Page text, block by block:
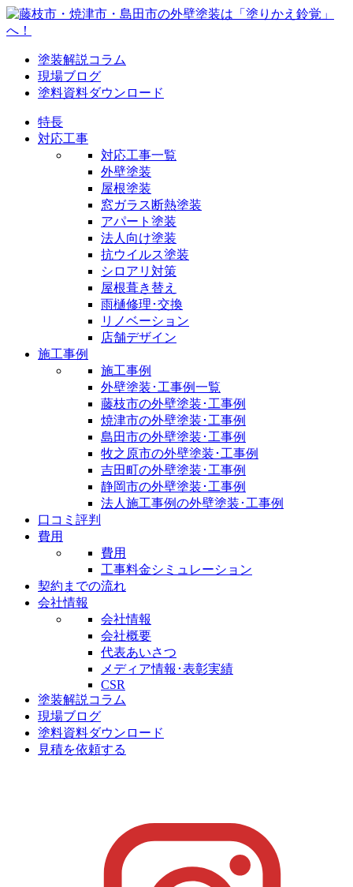
塗装解説コラム
現場ブログ
塗料資料ダウンロード
特長
対応工事
対応工事一覧
外壁塗装
屋根塗装
窓ガラス断熱塗装
アパート塗装
法人向け塗装
抗ウイルス塗装
シロアリ対策
屋根葺き替え
雨樋修理･交換
リノベーション
店舗デザイン
施工事例
施工事例
外壁塗装･工事例一覧
藤枝市の外壁塗装･工事例
焼津市の外壁塗装･工事例
島田市の外壁塗装･工事例
牧之原市の外壁塗装･工事例
吉田町の外壁塗装･工事例
静岡市の外壁塗装･工事例
法人施工事例の外壁塗装･工事例
口コミ評判
費用
費用
工事料金シミュレーション
契約までの流れ
会社情報
会社情報
会社概要
代表あいさつ
メディア情報･表彰実績
CSR
塗装解説コラム
現場ブログ
塗料資料ダウンロード
見積を依頼する